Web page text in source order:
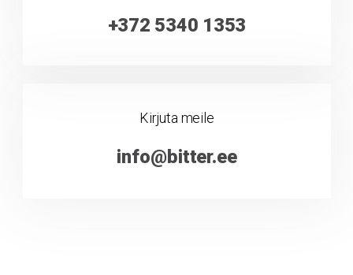
+372 5340 1353
Kirjuta meile
info@bitter.ee